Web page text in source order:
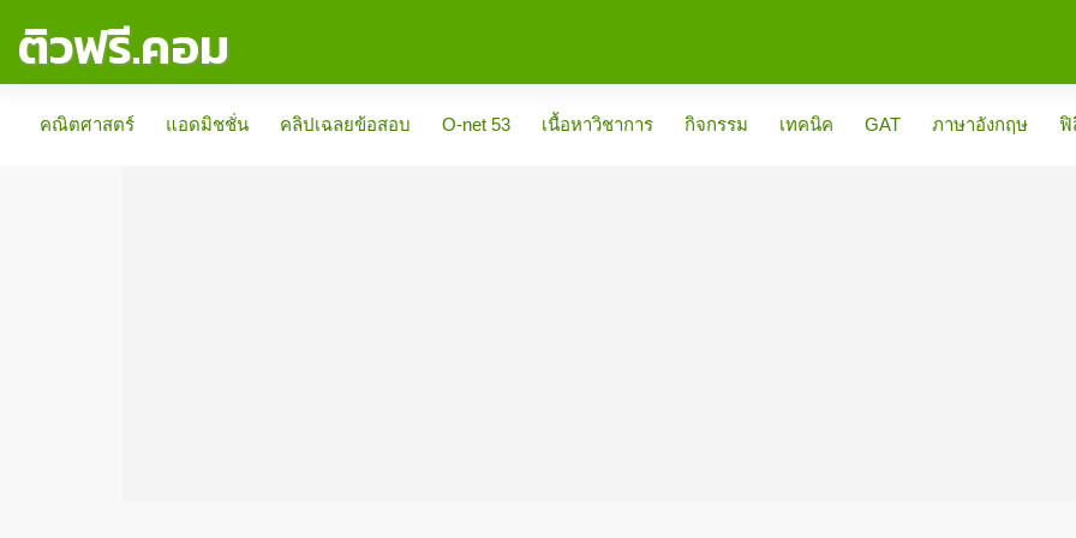
ติวฟรี.คอม
คณิตศาสตร์
แอดมิชชั่น คลิปเฉลยข้อสอบ O-net 53 เนื้อหาวิชาการ กิจกรรม เทคนิค GAT ภาษาอังกฤษ ฟิ